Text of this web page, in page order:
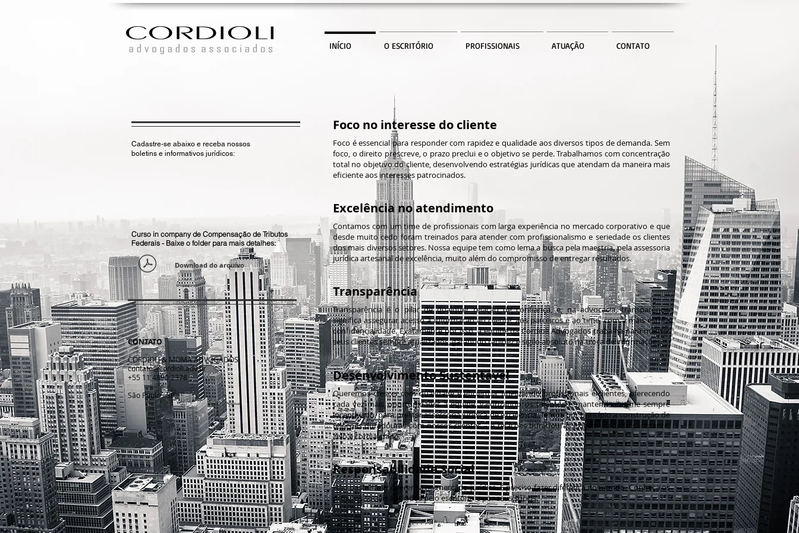
INÍCIO O ESCRITÓRIO PROFISSIONAIS ATUAÇÃO CONTATO
Cadastre-se abaixo e receba nossos
boletins e informativos jurídicos:
Curso in company de Compensação de Tributos
Federais - Baixe o folder para mais detalhes:
Download do arquivo
CONTATO
CORDIOLI & MOMA ADVOGADOS
contato@cordioli.adv.br
+55 11 4890 2378
São Paulo - SP
Foco no interesse do cliente
Foco é essencial para responder com rapidez e qualidade aos diversos tipos de demanda. Sem
foco, o direito prescreve, o prazo preclui e o objetivo se perde. Trabalhamos com concentração
total no objetivo do cliente, desenvolvendo estratégias jurídicas que atendam da maneira mais
eficiente aos interesses patrocinados.
Excelência no atendimento
Contamos com um time de profissionais com larga experiência no mercado corporativo e que
desde muito cedo foram treinados para atender com profissionalismo e seriedade os clientes
dos mais diversos setores. Nossa equipe tem como lema a busca pela maestria, pela assessoria
jurídica artesanal de excelência, muito além do compromisso de entregar resultados.
Transparência
Transparência é o pilar de qualquer relação de confiança, e, na advocacia, transparência
significa assegurar acesso à informação ao cliente, aos parceiros e ao time, com a mais estrita
confidencialidade. Exatamente por isso, a equipe da Cordioli Advogados trabalha para manter
seus clientes sempre atualizados, garantido rapidez e sigilo absoluto na troca de informações.
Desenvolvimento Sustentável
Queremos crescer com qualidade e eficiência, fidelizando profissionais e clientes, oferecendo
cada vez mais oportunidades à equipe, valorizando os talentos e mantendo o time sempre
incentivado, para prestar assessoria jurídica de excelência. Temos por princípio a construção de
relações duradouras com nossos clientes – e relações duradouras exigem cuidado constante,
zelo e cordialidade.
Responsabilidade Social
Não basta fazer diferença no mercado jurídico. É preciso fazer diferença no mundo. Conheça os
projetos sociais apoiados pelo escritório e por seus sócios.